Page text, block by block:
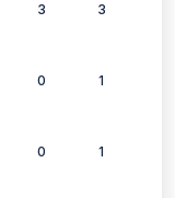
3 3
0 1
0 1